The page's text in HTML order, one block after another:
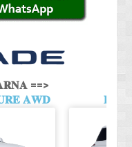
==>
𝐀𝐖𝐃